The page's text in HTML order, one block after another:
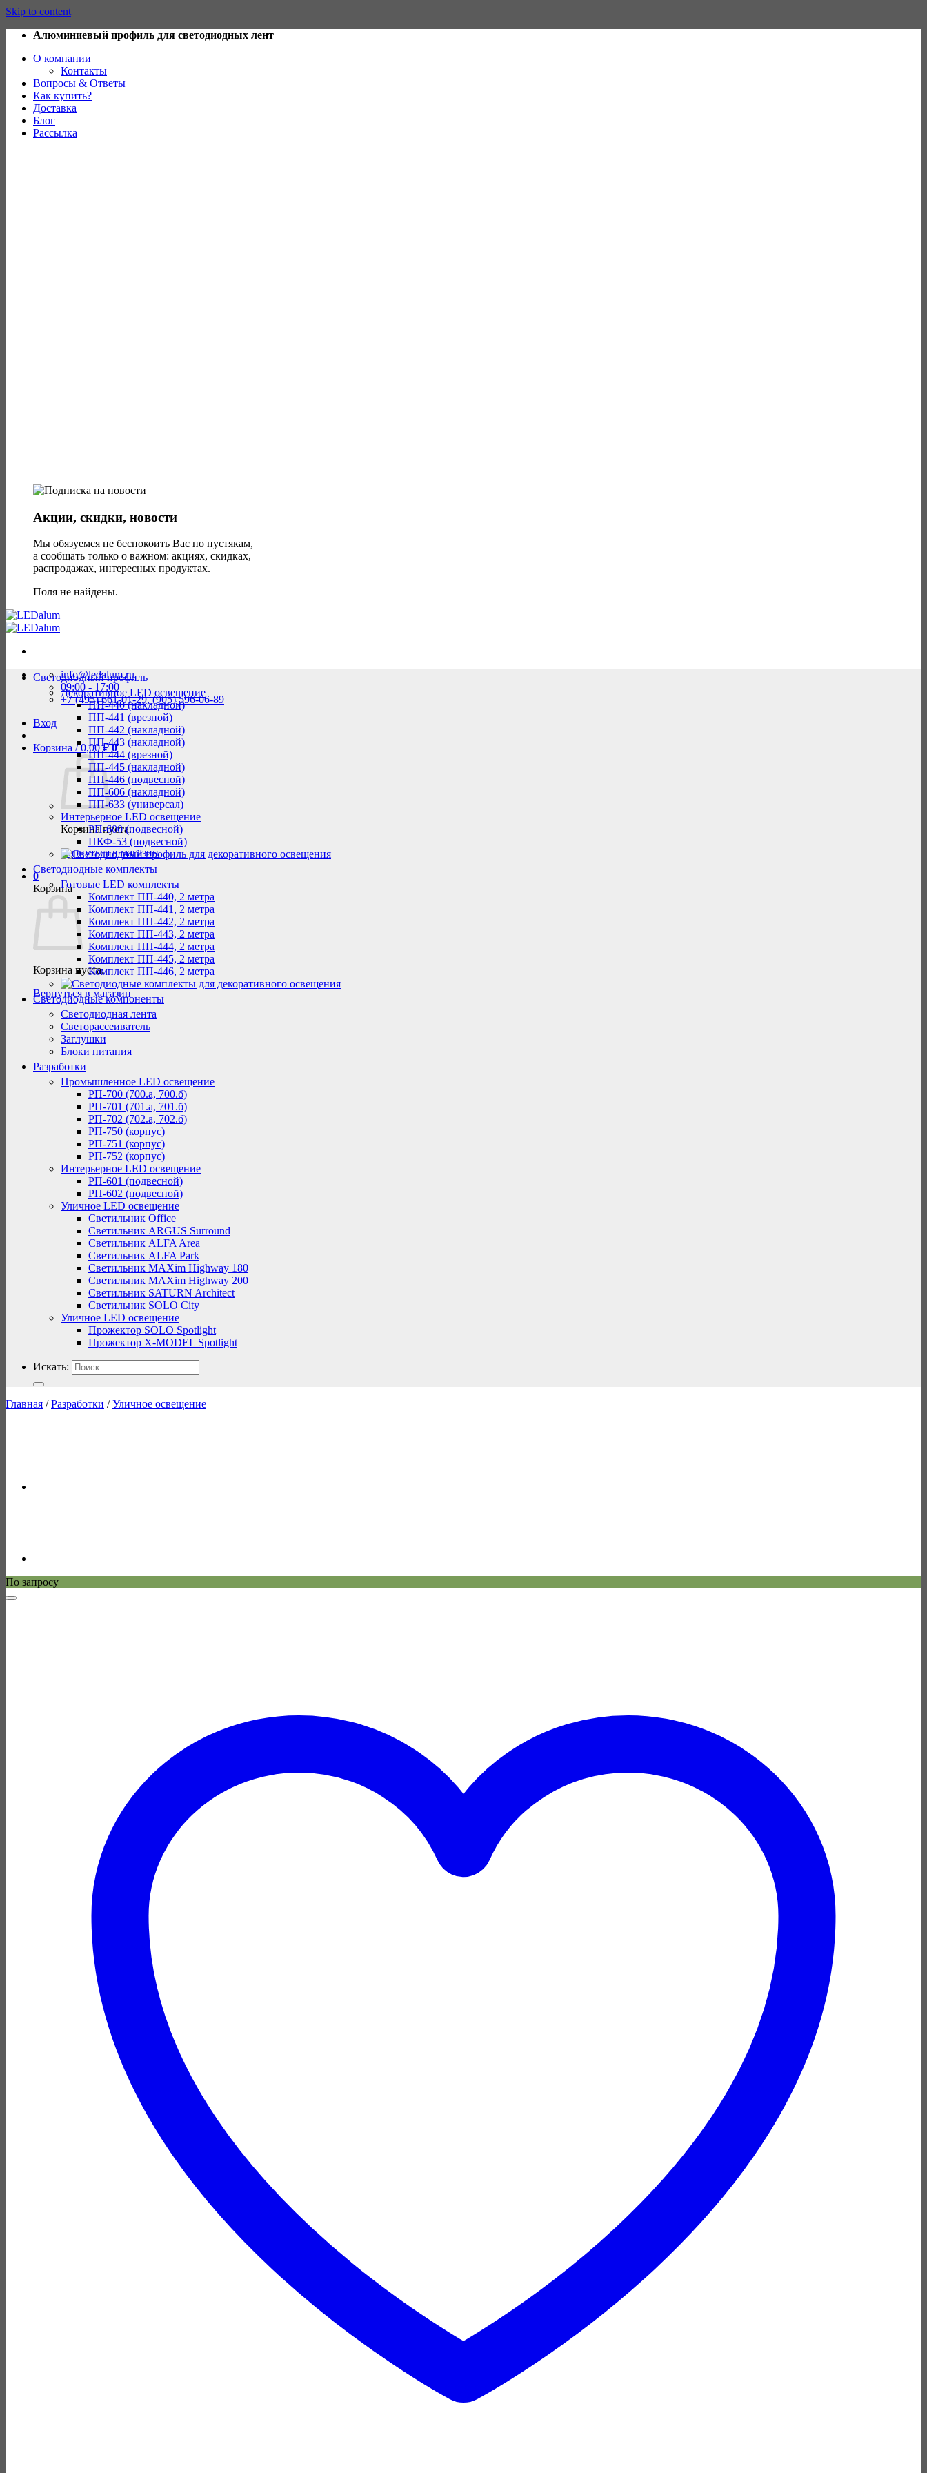
Skip to content
Алюминиевый профиль для светодиодных лент
О компании
Контакты
Вопросы & Ответы
Как купить?
Доставка
Блог
Рассылка
Акции, скидки, новости
Мы обязуемся не беспокоить Вас по пустякам,
а сообщать только о важном: акциях, скидках,
распродажах, интересных продуктах.
Поля не найдены.
info@ledalum.ru
09:00 - 17:00
+7 (495) 661-01-29, (905) 596-06-89
Вход
Корзина /0,00₽ 0
Корзина пуста.
Вернуться в магазин
0
Корзина
Корзина пуста.
Вернуться в магазин
Светодиодный профиль
Декоративное LED освещение
ПП-440 (накладной)
ПП-441 (врезной)
ПП-442 (накладной)
ПП-443 (накладной)
ПП-444 (врезной)
ПП-445 (накладной)
ПП-446 (подвесной)
ПП-606 (накладной)
ПП-633 (универсал)
Интерьерное LED освещение
РП-600 (подвесной)
ПКФ-53 (подвесной)
Светодиодные комплекты
Готовые LED комплекты
Комплект ПП-440, 2 метра
Комплект ПП-441, 2 метра
Комплект ПП-442, 2 метра
Комплект ПП-443, 2 метра
Комплект ПП-444, 2 метра
Комплект ПП-445, 2 метра
Комплект ПП-446, 2 метра
Светодиодные компоненты
Светодиодная лента
Светорассеиватель
Заглушки
Блоки питания
Разработки
Промышленное LED освещение
РП-700 (700.а, 700.б)
РП-701 (701.а, 701.б)
РП-702 (702.а, 702.б)
РП-750 (корпус)
РП-751 (корпус)
РП-752 (корпус)
Интерьерное LED освещение
РП-601 (подвесной)
РП-602 (подвесной)
Уличное LED освещение
Светильник Office
Светильник ARGUS Surround
Светильник ALFA Area
Светильник ALFA Park
Светильник MAXim Highway 180
Светильник MAXim Highway 200
Светильник SATURN Architect
Светильник SOLO City
Уличное LED освещение
Прожектор SOLO Spotlight
Прожектор X-MODEL Spotlight
Искать:
Главная / Разработки / Уличное освещение
По запросу